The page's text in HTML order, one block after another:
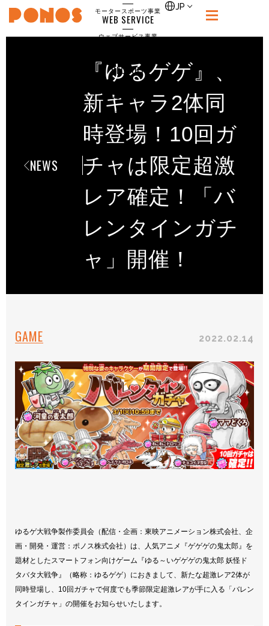
PONOS
モータースポーツ事業
WEB SERVICE
ウェブサービス事業
RECRUIT
CONTACT
お問合せ
JP
NEWS
『ゆるゲゲ』、
新キャラ2体同
時登場！10回ガ
チャは限定超激
レア確定！「バ
レンタインガチ
ャ」開催！
GAME 2022.02.14
ゆるゲ大戦争製作委員会（配信・企画：東映アニメーション株式会社、企
画・開発・運営：ポノス株式会社）は、人気アニメ『ゲゲゲの鬼太郎』を
題材としたスマートフォン向けゲーム『ゆる～いゲゲゲの鬼太郎 妖怪ド
タバタ大戦争』（略称：ゆるゲゲ）におきまして、新たな超激レア2体が
同時登場し、10回ガチャで何度でも季節限定超激レアが手に入る「バレン
タインガチャ」の開催をお知らせいたします。